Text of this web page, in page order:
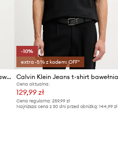
Calvin Klein Jeans T-shirt męski bawełniany
-10%
extra -5% z kodem: OFF*
Calvin Klein Jeans t-shirt
Cena aktualna:
129,99 zł
Cena regularna:259,99 zł
Najniższa cena z 30 dni przed obniżką:144,99 zł